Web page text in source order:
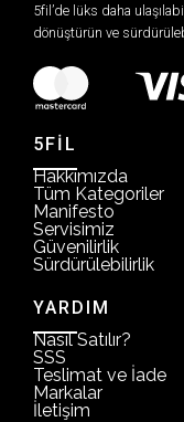
5fil’de lüks daha
dönüştürün ve
5FİL
Hakkımızda
Tüm Kategoriler
Manifesto
Servisimiz
Güvenilirlik
Sürdürülebilirlik
YARDIM
Nasıl Satılır?
SSS
Teslimat ve İade
Markalar
İletişim